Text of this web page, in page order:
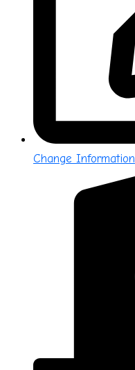
Change Information